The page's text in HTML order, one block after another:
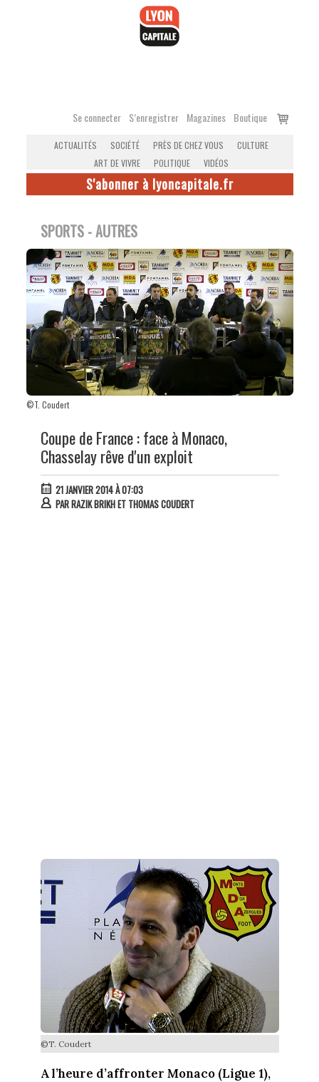
Se connecter S’enregistrer Magazines Boutique
Voir
ACTUALITÉS SOCIÉTÉ PRÈS DE CHEZ VOUS
CULTURE
ART DE VIVRE
POLITIQUE VIDÉOS
S'abonner à lyoncapitale.fr
SPORTS - AUTRES
©T. Coudert
Coupe de France : face à Monaco,
Chasselay rêve d'un exploit
21 JANVIER 2014 À 07:03
PARRAZIK BRIKH ET THOMAS COUDERT
©T. Coudert
A l’heure d’affronter Monaco (Ligue 1),